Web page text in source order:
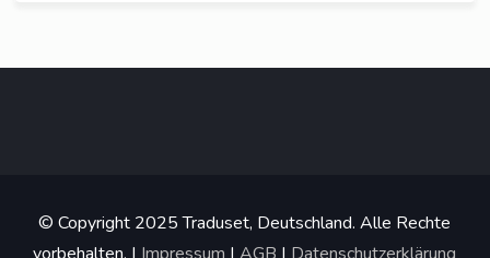
© Copyright 2025 Traduset, Deutschland. Alle Rechte